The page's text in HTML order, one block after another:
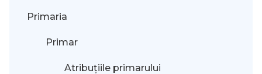
Primaria
Primar
Atribuțiile primarului